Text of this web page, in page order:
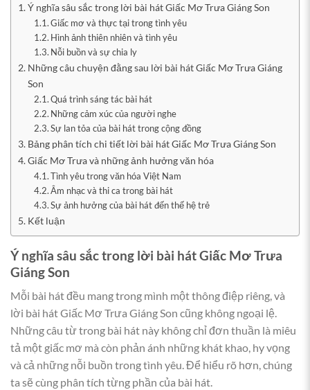
Ý nghĩa sâu sắc trong lời bài hát Giấc Mơ Trưa Giáng Son
Giấc mơ và thực tại trong tình yêu
Hình ảnh thiên nhiên và tình yêu
Nỗi buồn và sự chia ly
Những câu chuyện đằng sau lời bài hát Giấc Mơ Trưa Giáng
Son
Quá trình sáng tác bài hát
Những cảm xúc của người nghe
Sự lan tỏa của bài hát trong cộng đồng
Bảng phân tích chi tiết lời bài hát Giấc Mơ Trưa Giáng Son
Giấc Mơ Trưa và những ảnh hưởng văn hóa
Tình yêu trong văn hóa Việt Nam
Âm nhạc và thi ca trong bài hát
Sự ảnh hưởng của bài hát đến thế hệ trẻ
Kết luận
Ý nghĩa sâu sắc trong lời bài hát Giấc Mơ Trưa
Giáng Son
Mỗi bài hát đều mang trong mình một thông điệp riêng, và
lời bài hát Giấc Mơ Trưa Giáng Son cũng không ngoại lệ.
Những câu từ trong bài hát này không chỉ đơn thuần là miêu
tả một giấc mơ mà còn phản ánh những khát khao, hy vọng
và cả những nỗi buồn trong tình yêu. Để hiểu rõ hơn, chúng
ta sẽ cùng phân tích từng phần của bài hát.